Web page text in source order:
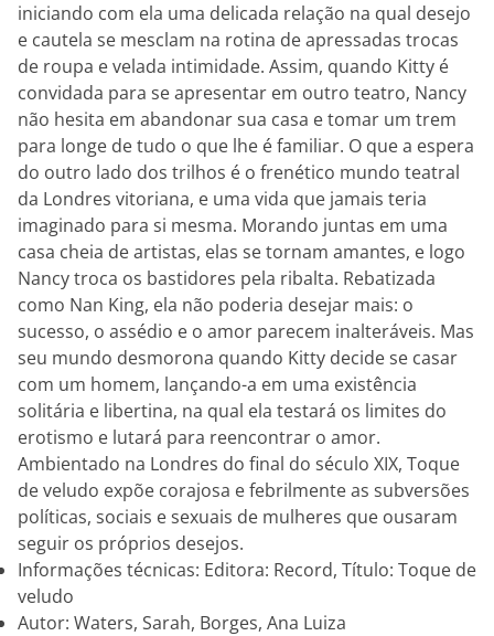
iniciando com ela uma delicada relação na qual desejo
e cautela se mesclam na rotina de apressadas trocas
de roupa e velada intimidade. Assim, quando Kitty é
convidada para se apresentar em outro teatro, Nancy
não hesita em abandonar sua casa e tomar um trem
para longe de tudo o que lhe é familiar. O que a espera
do outro lado dos trilhos é o frenético mundo teatral
da Londres vitoriana, e uma vida que jamais teria
imaginado para si mesma. Morando juntas em uma
casa cheia de artistas, elas se tornam amantes, e logo
Nancy troca os bastidores pela ribalta. Rebatizada
como Nan King, ela não poderia desejar mais: o
sucesso, o assédio e o amor parecem inalteráveis. Mas
seu mundo desmorona quando Kitty decide se casar
com um homem, lançando-a em uma existência
solitária e libertina, na qual ela testará os limites do
erotismo e lutará para reencontrar o amor.
Ambientado na Londres do final do século XIX, Toque
de veludo expõe corajosa e febrilmente as subversões
políticas, sociais e sexuais de mulheres que ousaram
seguir os próprios desejos.
Informações técnicas: Editora: Record, Título: Toque de
veludo
Autor: Waters, Sarah, Borges, Ana Luiza